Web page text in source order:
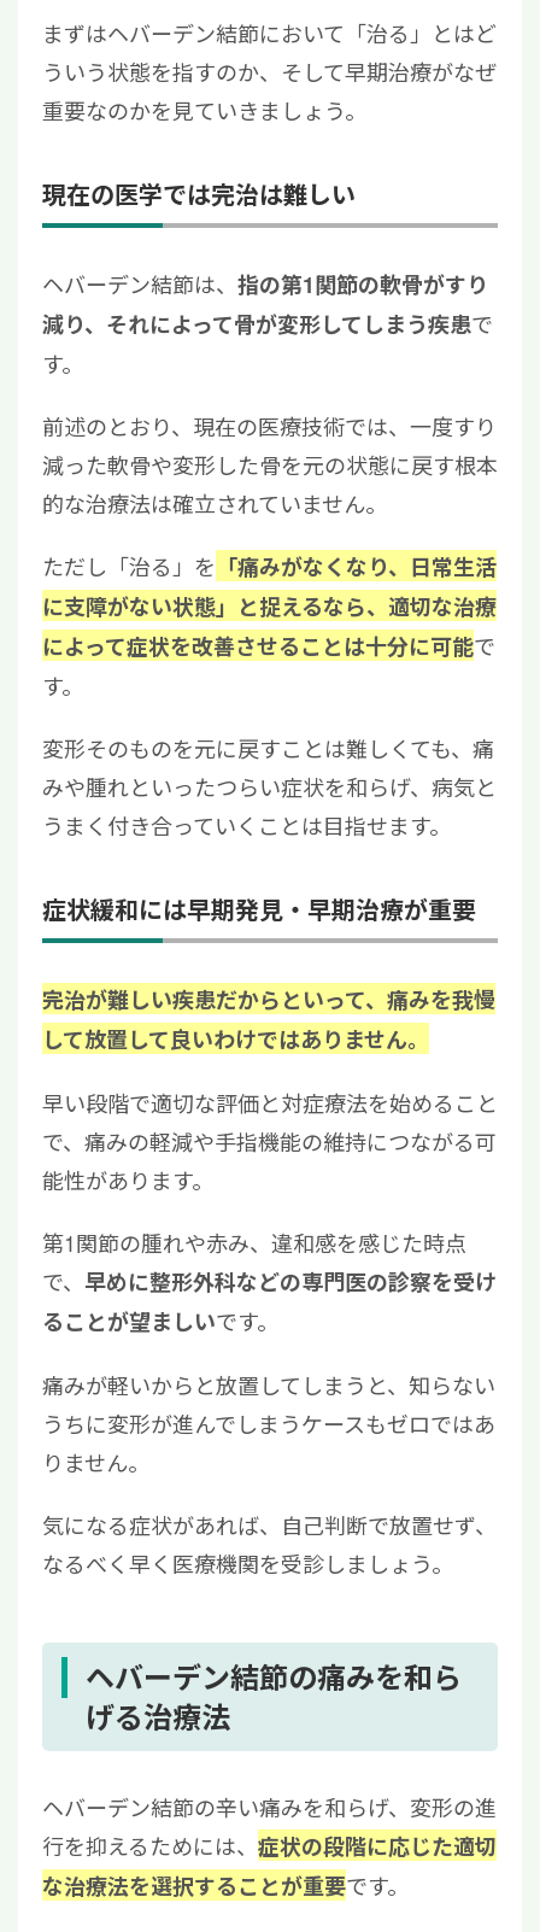
まずはヘバーデン結節において「治る」とはど
ういう状態を指すのか、そして早期治療がなぜ
重要なのかを見ていきましょう。
現在の医学では完治は難しい
ヘバーデン結節は、 指の第1関節の軟骨がすり
減り、それによって骨が変形してしまう疾患で
す。
前述のとおり、現在の医療技術では、一度すり
減った軟骨や変形した骨を元の状態に戻す根本
的な治療法は確立されていません。
ただし「治る」を 「痛みがなくなり、日常生活
に支障がない状態」と捉えるなら、適切な治療
によって症状を改善させることは十分に可能で
す。
変形そのものを元に戻すことは難しくても、痛
みや腫れといったつらい症状を和らげ、病気と
うまく付き合っていくことは目指せます。
症状緩和には早期発見・早期治療が重要
完治が難しい疾患だからといって、痛みを我慢
して放置して良いわけではありません。
早い段階で適切な評価と対症療法を始めること
で、痛みの軽減や手指機能の維持につながる可
能性があります。
第1関節の腫れや赤み、違和感を感じた時点
で、 早めに整形外科などの専門医の診察を受け
ることが望ましいです。
痛みが軽いからと放置してしまうと、知らない
うちに変形が進んでしまうケースもゼロではあ
りません。
気になる症状があれば、自己判断で放置せず、
なるべく早く医療機関を受診しましょう。
ヘバーデン結節の痛みを和ら
げる治療法
ヘバーデン結節の辛い痛みを和らげ、変形の進
行を抑えるためには、 症状の段階に応じた適切
な治療法を選択することが重要です。